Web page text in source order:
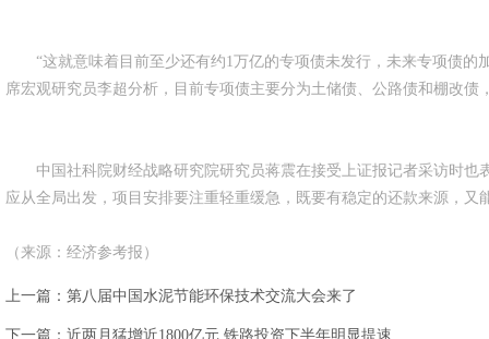
“这就意味着目前至少还有约1万亿的专项债未发行，未来专项债的
席宏观研究员李超分析，目前专项债主要分为土储债、公路债和棚改债
中国社科院财经战略研究院研究员蒋震在接受上证报记者采访时也
应从全局出发，项目安排要注重轻重缓急，既要有稳定的还款来源，又
（来源：经济参考报）
上一篇： 第八届中国水泥节能环保技术交流大会来了
下一篇： 近两月猛增近1800亿元 铁路投资下半年明显提速